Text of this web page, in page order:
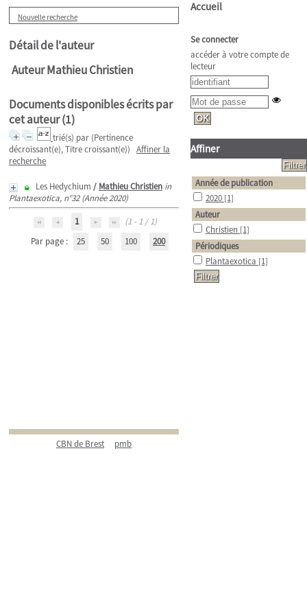
Nouvelle recherche
Détail de l'auteur
Auteur Mathieu Christien
Documents disponibles écrits par
cet auteur (1)
trié(s) par (Pertinence
décroissant(e), Titre croissant(e)) Affiner la
recherche
Les Hedychium / Mathieu Christien in
Plantaexotica, n°32 (Année 2020)
1
(1 - 1 / 1)
Par page :
25 50 100 200
CBN de Brest pmb
Accueil
Se connecter
accéder à votre compte de
lecteur
Affiner
Année de publication
2020 [1]
Auteur
Christien [1]
Périodiques
Plantaexotica [1]